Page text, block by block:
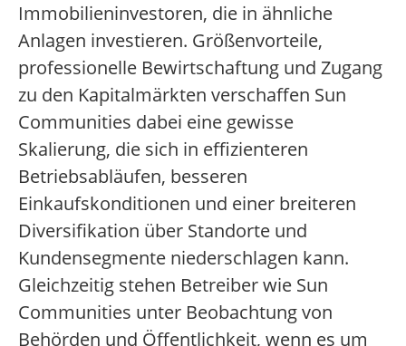
Immobilieninvestoren, die in ähnliche
Anlagen investieren. Größenvorteile,
professionelle Bewirtschaftung und Zugang
zu den Kapitalmärkten verschaffen Sun
Communities dabei eine gewisse
Skalierung, die sich in effizienteren
Betriebsabläufen, besseren
Einkaufskonditionen und einer breiteren
Diversifikation über Standorte und
Kundensegmente niederschlagen kann.
Gleichzeitig stehen Betreiber wie Sun
Communities unter Beobachtung von
Behörden und Öffentlichkeit, wenn es um